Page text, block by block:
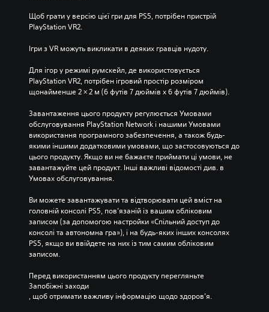
Щоб грати у версію цієї гри для PS5, потрібен пристрій
PlayStation VR2.
Ігри з VR можуть викликати в деяких гравців нудоту.
Для ігор у режимі румскейл, де використовується
PlayStation VR2, потрібен ігровий простір розміром
щонайменше 2 × 2 м (6 футів 7 дюймів х 6 футів 7 дюймів).
Завантаження цього продукту регулюється Умовами
обслуговування PlayStation Network і нашими Умовами
використання програмного забезпечення, а також будь-
якими іншими додатковими умовами, що застосовуються до
цього продукту. Якщо ви не бажаєте приймати ці умови, не
завантажуйте цей продукт. Інші важливі відомості див. в
Умовах обслуговування.
Ви можете завантажувати та відтворювати цей вміст на
головній консолі PS5, пов’язаній із вашим обліковим
записом (за допомогою настройки «Спільний доступ до
консолі та автономна гра»), і на будь-яких інших консолях
PS5, якщо ви ввійдете на них із тим самим обліковим
записом.
Перед використанням цього продукту перегляньте
Запобіжні заходи
, щоб отримати важливу інформацію щодо здоров’я.